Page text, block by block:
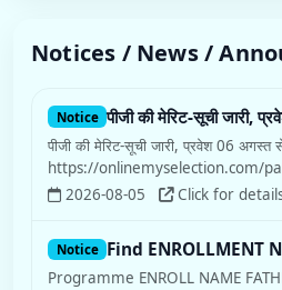
Notices / News /
https://onlinemyselection.com/
2026-08-05
Click for
Notice Find ENROLLMENT
Programme ENROLL NAME
DOB college_code BED 26/117/
YADAV RAM JEET YADAV OBC
Notice एल.एल.बी. चतुर्थ सेमेस्टर